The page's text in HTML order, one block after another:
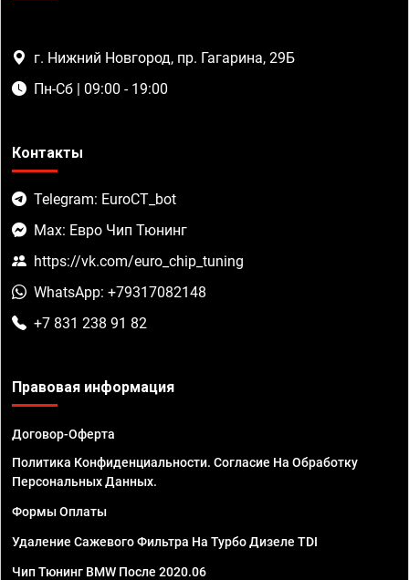
г. Нижний Новгород, пр. Гагарина, 29Б
Пн-Сб | 09:00 - 19:00
Контакты
Telegram: EuroCT_bot
Max: Евро Чип Тюнинг
https://vk.com/euro_chip_tuning
WhatsApp: +79317082148
+7 831 238 91 82
Правовая информация
Договор-Оферта
Политика Конфиденциальности. Согласие На Обработку
Персональных Данных.
Формы Оплаты
Удаление Сажевого Фильтра На Турбо Дизеле TDI
Чип Тюнинг BMW После 2020.06